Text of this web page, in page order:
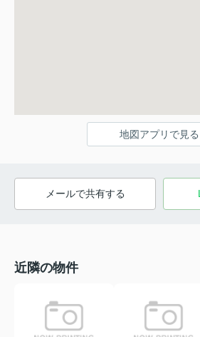
地図アプリで見る
メールで共有する
近隣の物件